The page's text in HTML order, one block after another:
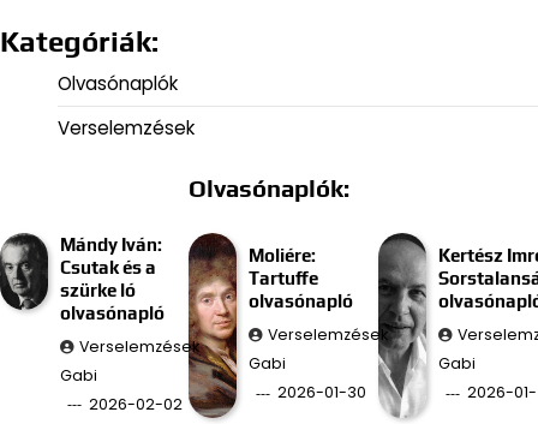
Kategóriák:
Olvasónaplók
Verselemzések
Olvasónaplók:
Mándy Iván:
Csutak és a
szürke ló
olvasónapló
Verselemzések
Gabi
2026-02-02
Moliére:
Tartuffe
olvasónapló
Verselemzések
Gabi
2026-01-30
Kertész
Gabi
2026-